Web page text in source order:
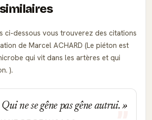
ci-dessous vous trouverez des citations
de Marcel ACHARD (Le piéton est
qui vit dans les artères et qui
).
ne se gêne pas gêne autrui.